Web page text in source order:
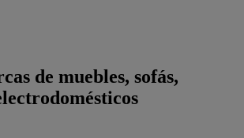
de muebles, sofás,